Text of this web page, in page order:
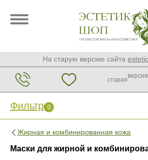
На старую версию сайта
старая
версия
Фильтр 0
Жирная и комбинированная кожа
Маски для жирной и
Фильтр 0